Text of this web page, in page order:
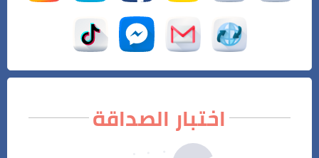
اختبار الصداقة